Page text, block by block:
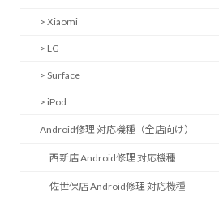
> Xiaomi
> LG
> Surface
> iPod
Android修理 対応機種（全店向け）
西新店 Android修理 対応機種
佐世保店 Android修理 対応機種